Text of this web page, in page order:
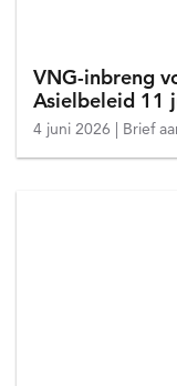
VNG-inbreng
Asielbeleid 11
4 juni 2026 Brief